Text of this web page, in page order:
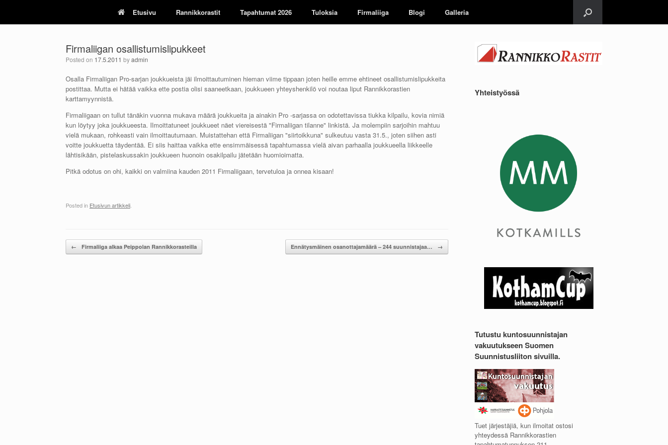
content
Etusivu Rannikkorastit Tapahtumat 2026 Tuloksia Firmaliiga Blogi Galleria
Firmaliigan osallistumislipukkeet
Posted on 17.5.2011 byadmin
Osalla Firmaliigan Pro-sarjan joukkueista jäi ilmoittautuminen hieman viime tippaan joten heille emme ehtineet osallistumislipukkeita
postittaa. Mutta ei hätää vaikka ette postia olisi saaneetkaan, joukkueen yhteyshenkilö voi noutaa liput Rannikkorastien
karttamyynnistä.
Firmaliigaan on tullut tänäkin vuonna mukava määrä joukkueita ja ainakin Pro -sarjassa on odotettavissa tiukka kilpailu, kovia nimiä
kun löytyy joka joukkueesta. Ilmoittatuneet joukkueet näet viereisestä "Firmaliigan tilanne" linkistä. Ja molempiin sarjoihin mahtuu
vielä mukaan, rohkeasti vain ilmoittautumaan. Muistattehan että Firmaliigan "siirtoikkuna" sulkeutuu vasta 31.5., joten siihen asti
voitte joukkuetta täydentää. Ei siis haittaa vaikka ette ensimmäisessä tapahtumassa vielä aivan parhaalla joukkueella liikkeelle
lähtisikään, pistelaskussakin joukkueen huonoin osakilpailu jätetään huomioimatta.
Pitkä odotus on ohi, kaikki on valmiina kauden 2011 Firmaliigaan, tervetuloa ja onnea kisaan!
Posted in Etusivun artikkeli
Post navigation
← Firmaliiga alkaa Peippolan Rannikkorasteilla Ennätysmäinen osanottajamäärä – 244 suunnistajaa… →
Yhteistyössä
Tutustu kuntosuunnistajan
vakuutukseen Suomen
Suunnistusliiton sivuilla.
Tuet järjestäjiä, kun ilmoitat ostosi
yhteydessä Rannikkorastien